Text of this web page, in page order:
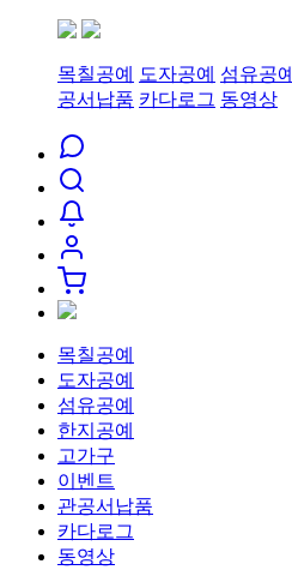
목칠공예 도자공예 섬유공예
공서납품 카다로그 동영상
목칠공예
도자공예
섬유공예
한지공예
고가구
이벤트
관공서납품
카다로그
동영상